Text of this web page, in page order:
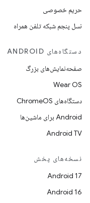
حریم خصوصی
نسل پنجم شبکه تلفن همراه
دستگاه‌های ANDROID
صفحه‌نمایش‌های بزرگ
Wear OS
دستگاه‌های ChromeOS
Android برای ماشین‌ها
Android TV
نسخه‌های پخش
Android 17
Android 16